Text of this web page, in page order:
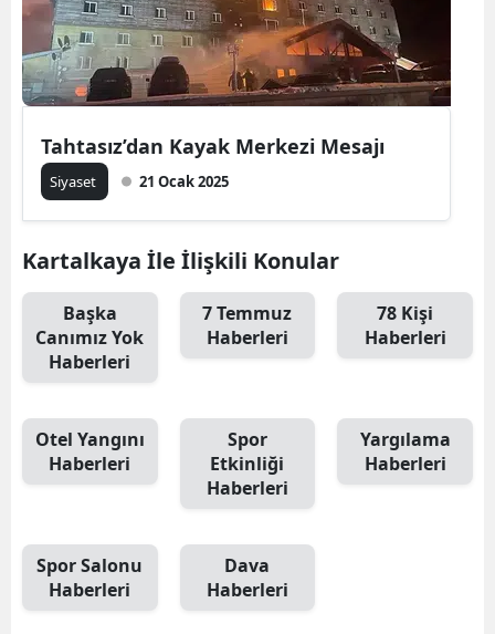
Tahtasız’dan Kayak Merkezi Mesajı
Siyaset 21 Ocak 2025
Kartalkaya İle İlişkili Konular
Başka
Canımız Yok
Haberleri
7 Temmuz
Haberleri
78 Kişi
Haberleri
Otel Yangını
Haberleri
Spor
Etkinliği
Haberleri
Yargılama
Haberleri
Spor Salonu
Haberleri
Dava
Haberleri